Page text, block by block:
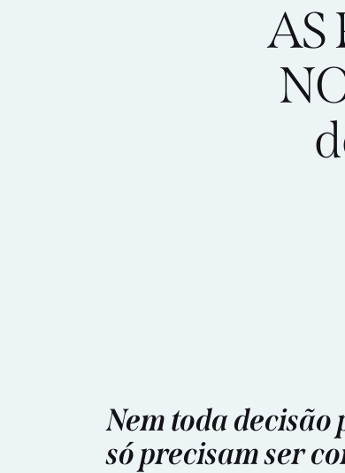
AS
Nem toda
só precisam ser